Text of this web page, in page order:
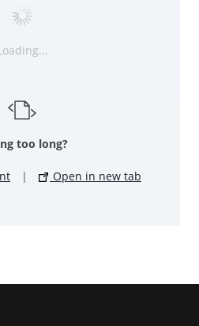
too long?
| Open in new tab